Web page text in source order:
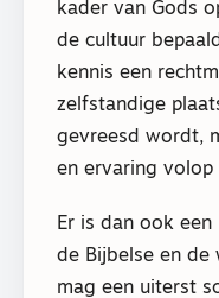
kader van Gods
de cultuur
kennis een
zelfstandige
gevreesd wordt,
en ervaring volop
Er is dan ook
de Bijbelse en de
mag een uiterst